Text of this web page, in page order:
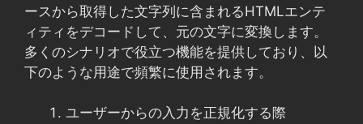
ースから取得した文字列に含まれるHTMLエンテ
ィティをデコードして、元の文字に変換します。
多くのシナリオで役立つ機能を提供しており、以
下のような用途で頻繁に使用されます。
ユーザーからの入力を正規化する際